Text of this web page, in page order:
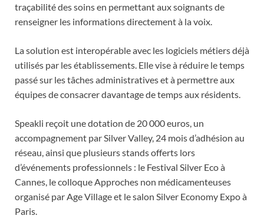
traçabilité des soins en permettant aux soignants de
renseigner les informations directement à la voix.
La solution est interopérable avec les logiciels métiers déjà
utilisés par les établissements. Elle vise à réduire le temps
passé sur les tâches administratives et à permettre aux
équipes de consacrer davantage de temps aux résidents.
Speakli reçoit une dotation de 20 000 euros, un
accompagnement par Silver Valley, 24 mois d’adhésion au
réseau, ainsi que plusieurs stands offerts lors
d’événements professionnels : le Festival Silver Eco à
Cannes, le colloque Approches non médicamenteuses
organisé par Age Village et le salon Silver Economy Expo à
Paris.